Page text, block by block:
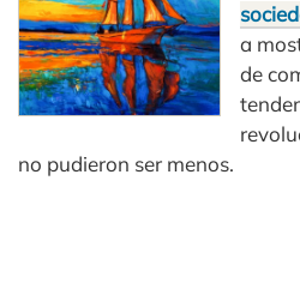
a
de
no pudieron ser menos.